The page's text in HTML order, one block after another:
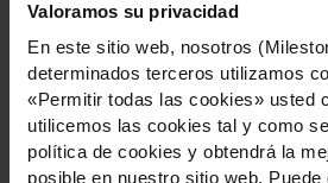
Valoramos su privacidad
En este sitio web, nosotros
determinados terceros utilizamos
«Permitir todas las cookies» usted
utilicemos las cookies tal y como
política de cookies y obtendrá la
posible en nuestro sitio web.
Awareness to Your
What's New? Latest
Features in Milestone
XProtect 2026 R1
de
Inglés